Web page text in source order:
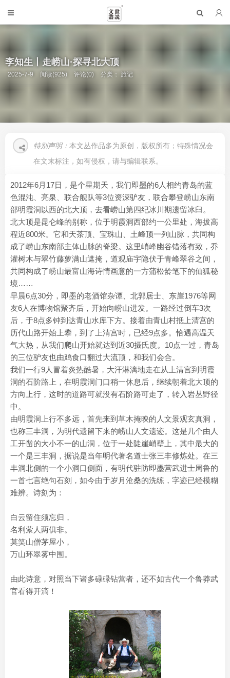
李知生丨走崂山·探寻北大顶
2025-7-9 阅读(925) 评论(0) 分类：旅记
特别声明： 本文丛作品多为原创，版权所有；特殊情况会
在文末标注，如有侵权，请与编辑联系。
2012年6月17日，是个星期天，我们即墨的6人相约青岛的蓝
色混沌、亮泉、联合舰队等3位资深驴友，联合攀登崂山东南
部明霞洞以西的北大顶，去看崂山第四纪冰川期遗留冰臼。
北大顶是昆仑峰的别称，位于明霞洞西部约一公里处，海拔高
程近800米。它和天茶顶、宝珠山、土峰顶一列山脉，共同构
成了崂山东南部主体山脉的脊梁。这里峭峰幽谷错落有致，乔
灌树木与翠竹藤萝满山遮掩，道观庙宇隐伏于青峰翠谷之间，
共同构成了崂山最富山海诗情画意的一方蒲松龄笔下的仙狐秘
境……
早晨6点30分，即墨的老酒馆杂谭、北郭居士、东崖1976等网
友6人在博物馆聚齐后，开始向崂山进发。一路经过倒车3次
后，于8点多钟到达青山水库下方。接着由青山村抵上清宫的
历代山路开始上攀，到了上清宫时，已经9点多。恰遇高温天
气大热，从我们爬山开始就达到近30摄氏度。10点一过，青岛
的三位驴友也由鸡食口翻过大流顶，和我们会合。
我们一行9人冒着炎热酷暑，大汗淋漓地走在从上清宫到明霞
洞的石阶路上，在明霞洞门口稍一休息后，继续朝着北大顶的
方向上行，这时的道路可就没有石阶路可走了，转入岩丛野径
中。
由明霞洞上行不多远，首先来到草木掩映的人文景观玄真洞，
也称三丰洞，为明代遗留下来的崂山人文遗迹。这是几个由人
工开凿的大小不一的山洞，位于一处陡崖峭壁上，其中最大的
一个是三丰洞，据说是当年明代著名道士张三丰修炼处。在三
丰洞北侧的一个小洞口侧面，有明代驻防即墨营武进士周鲁的
一首七言绝句石刻，如今由于岁月沧桑的洗练，字迹已经模糊
难辨。诗刻为：
白云留住须忘归，
名利萦人两俱非。
莫笑山僧茅屋小，
万山环翠雾中围。
由此诗意，对照当下诸多碌碌钻营者，还不如古代一个鲁莽武
官看得开滴！